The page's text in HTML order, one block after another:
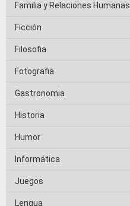
Familia y Relaciones Humanas
Ficción
Filosofia
Fotografia
Gastronomia
Historia
Humor
Informática
Juegos
Lengua